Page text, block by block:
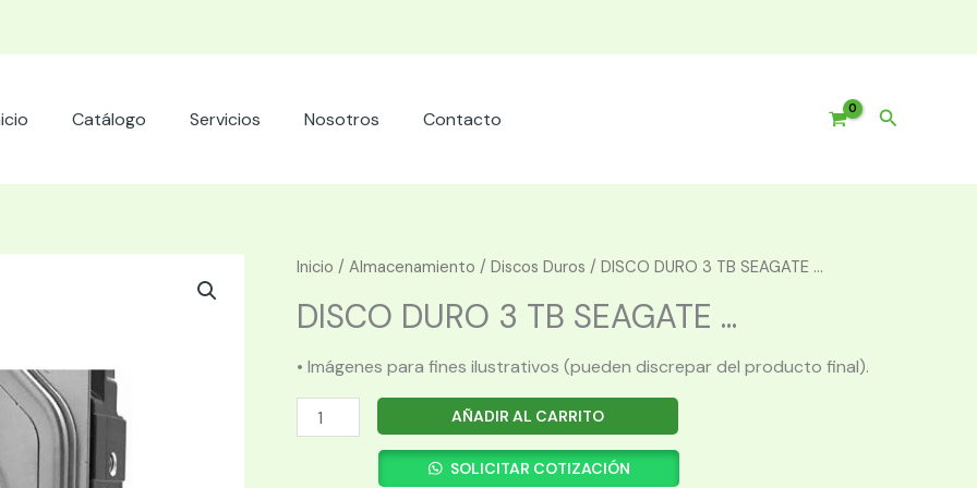
Catálogo Servicios Nosotros Contacto Buscar
Inicio / Almacenamiento / Discos Duros / DISCO DURO 3 TB SEAGATE ...
DISCO DURO 3 TB SEAGATE ...
• Imágenes para fines ilustrativos (pueden discrepar del producto final).
DISCO
DURO
AÑADIR AL CARRITO
SOLICITAR COTIZACIÓN